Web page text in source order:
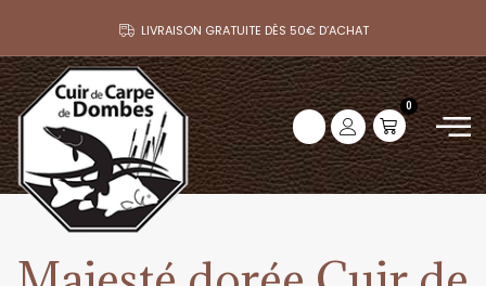
LIVRAISON GRATUITE DÈS 50€ D’ACHAT
0